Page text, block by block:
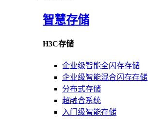
智慧存储
H3C存储
企业级智能全闪存存储
企业级智能混合闪存存储
分布式存储
超融合系统
入门级智能存储